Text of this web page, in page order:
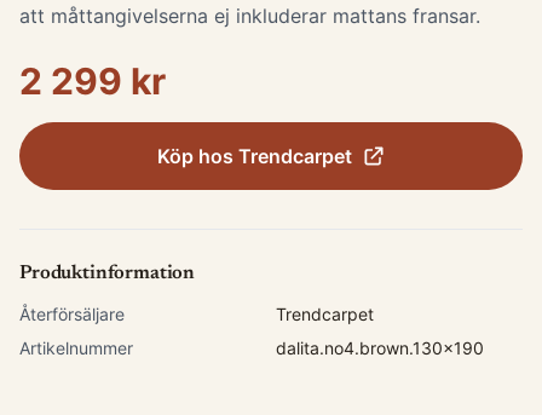
att måttangivelserna ej inkluderar mattans fransar.
2 299 kr
Köp hos Trendcarpet
Produktinformation
Återförsäljare
Trendcarpet
Artikelnummer
dalita.no4.brown.130x190